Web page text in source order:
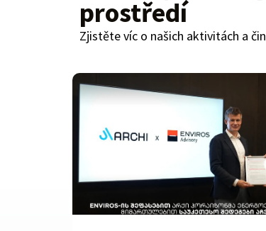
prostředí
Zjistěte víc o našich aktivitách a